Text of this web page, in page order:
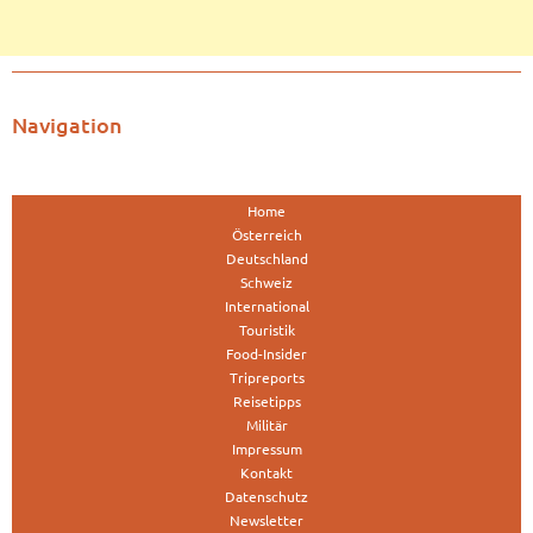
Navigation
Home
Österreich
Deutschland
Schweiz
International
Touristik
Food-Insider
Tripreports
Reisetipps
Militär
Impressum
Kontakt
Datenschutz
Newsletter